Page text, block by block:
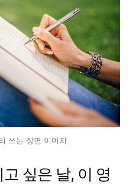
쓰는 장면 이미지
싶은 날, 이 영